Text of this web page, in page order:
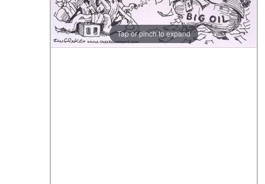
Tap or pinch to expand